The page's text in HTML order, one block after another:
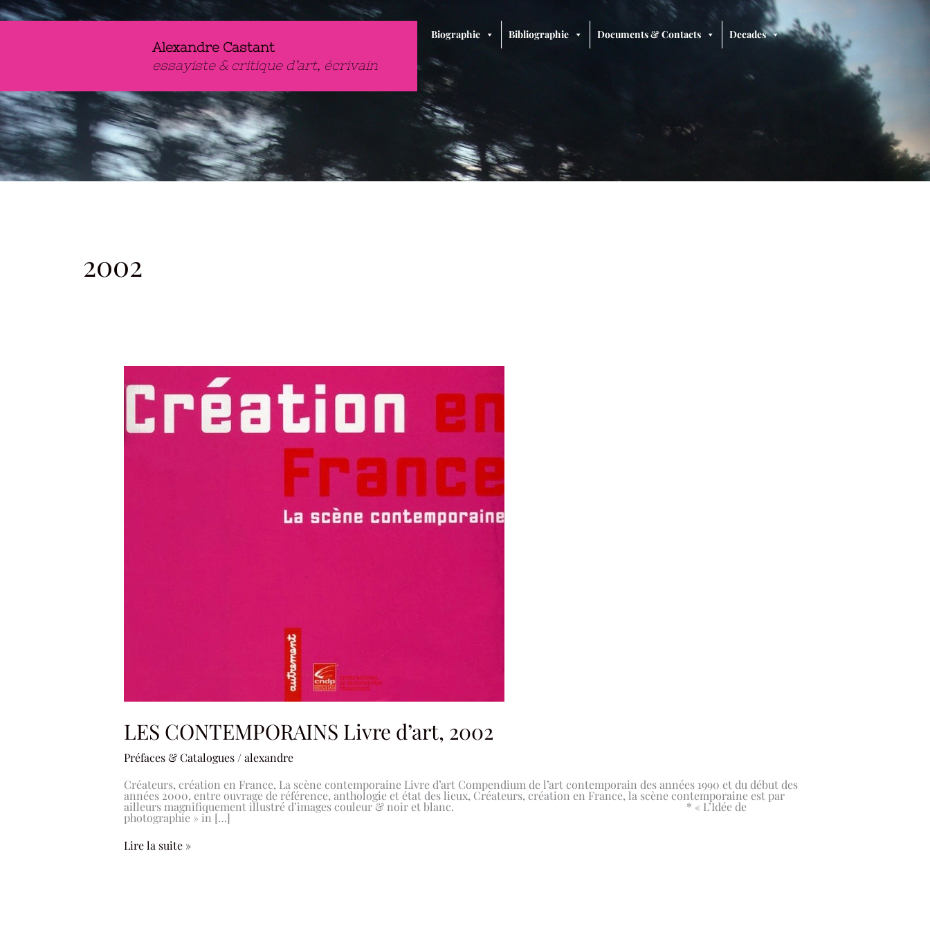
Aller
au
Alexandre Castant
essayiste & critique d’art, écrivain
Biographie Bibliographie Documents & Contacts Decades
2002
LES CONTEMPORAINS Livre d’art, 2002
Préfaces & Catalogues/alexandre
Créateurs, création en France, La scène contemporaine Livre d’art Compendium de l’art contemporain des années 1990 et du début des
années 2000, entre ouvrage de référence, anthologie et état des lieux, Créateurs, création en France, la scène contemporaine est par
ailleurs magnifiquement illustré d’images couleur & noir et blanc. * « L’Idée de
photographie » in […]
LES
CONTEMPORAINS
Livre d’art, 2002
Lire la suite »